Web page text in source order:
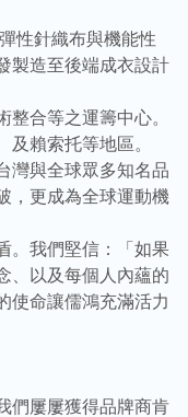
性針織布與機能性
製造至後端成衣設計
合等之運籌中心。
賴索托等地區。
灣與全球眾多知名品
，更成為全球運動機
。我們堅信：「如果
、以及每個人內蘊的
使命讓儒鴻充滿活力
們屢屢獲得品牌商肯